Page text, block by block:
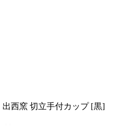
出西窯 切立手付カップ [黒]